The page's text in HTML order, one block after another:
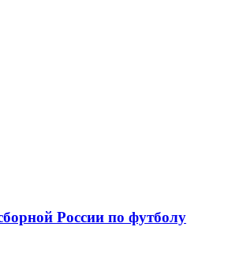
России по футболу